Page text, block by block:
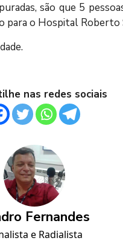
são que 5
para o Hospital Roberto
nas redes sociais
Fernandes
e Radialista